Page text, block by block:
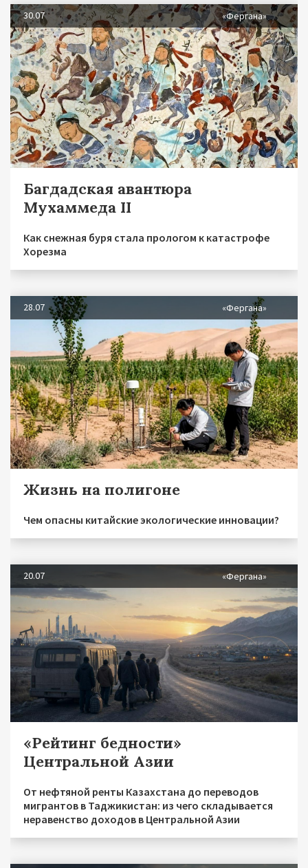
30.07 «Фергана»
Багдадская авантюра
Мухаммеда II
Как снежная буря стала прологом к катастрофе
Хорезма
28.07 «Фергана»
Жизнь на полигоне
Чем опасны китайские экологические инновации?
20.07 «Фергана»
«Рейтинг бедности»
Центральной Азии
От нефтяной ренты Казахстана до переводов
мигрантов в Таджикистан: из чего складывается
неравенство доходов в Центральной Азии